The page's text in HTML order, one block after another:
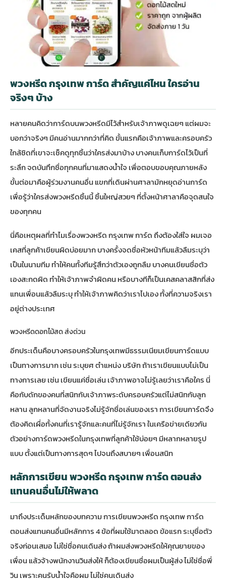
พวงหรีด กรุงเทพ การ์ด สำคัญแค่ไหน ใครอ่าน
จริงๆ บ้าง
หลายคนคิดว่าการ์ดบนพวงหรีดมีไว้สำหรับเจ้าภาพดูเฉยๆ แต่ผมจะ
บอกว่าจริงๆ มีคนอ่านมากกว่าที่คิด ขั้นแรกคือเจ้าภาพและครอบครัว
ใกล้ชิดที่เขาจะเช็คดูทุกชิ้นว่าใครส่งมาบ้าง บางคนเก็บการ์ดไว้เป็นที่
ระลึก จดบันทึกชื่อทุกคนที่มาแสดงน้ำใจ เพื่อตอบขอบคุณภายหลัง
ขั้นต่อมาคือผู้ร่วมงานคนอื่น แขกที่เดินผ่านศาลามักหยุดอ่านการ์ด
เพื่อรู้ว่าใครส่งพวงหรีดชิ้นนี้ ชิ้นใหญ่สวยๆ ที่ตั้งหน้าศาลาคือจุดสนใจ
ของทุกคน
นี่คือเหตุผลที่ทำไมเรื่องพวงหรีด กรุงเทพ การ์ด ถึงต้องใส่ใจ ผมเจอ
เคสที่ลูกค้าเขียนผิดบ่อยมาก บางครั้งจดชื่อหัวหน้าทีมแล้วลืมระบุว่า
เป็นในนามทีม ทำให้คนทั้งทีมรู้สึกว่าตัวเองถูกลืม บางคนเขียนชื่อตัว
เองสะกดผิด ทำให้เจ้าภาพจำผิดคน หรือบางทีก็เป็นเคสคลาสสิกที่ส่ง
แทนเพื่อนแล้วลืมระบุ ทำให้เจ้าภาพคิดว่าเราไปเอง ทั้งที่ความจริงเรา
อยู่ต่างประเทศ
พวงหรีดดอกไม้สด ส่งด่วน
อีกประเด็นคือบางครอบครัวในกรุงเทพมีธรรมเนียมเขียนการ์ดแบบ
เป็นทางการมาก เช่น ระบุยศ ตำแหน่ง บริษัท ถ้าเราเขียนแบบไม่เป็น
ทางการเลย เช่น เขียนแค่ชื่อเล่น เจ้าภาพอาจไม่รู้เลยว่าเราคือใคร นี่
คือกับดักของคนที่สนิทกับเจ้าภาพระดับครอบครัวแต่ไม่สนิทกับลูก
หลาน ลูกหลานที่จัดงานจริงไม่รู้จักชื่อเล่นของเรา การเขียนการ์ดจึง
ต้องคิดเผื่อทั้งคนที่เรารู้จักและคนที่ไม่รู้จักเรา ในเครือข่ายเดียวกัน
ตัวอย่างการ์ดพวงหรีดในกรุงเทพที่ลูกค้าใช้บ่อยๆ มีหลากหลายรูป
แบบ ตั้งแต่เป็นทางการสุดๆ ไปจนถึงสบายๆ เพื่อนสนิท
หลักการเขียน พวงหรีด กรุงเทพ การ์ด ตอนส่ง
แทนคนอื่นไม่ให้พลาด
มาถึงประเด็นหลักของบทความ การเขียนพวงหรีด กรุงเทพ การ์ด
ตอนส่งแทนคนอื่นมีหลักการ 4 ข้อที่ผมใช้มาตลอด ข้อแรก ระบุชื่อตัว
จริงก่อนเสมอ ไม่ใช่ชื่อคนเดินส่ง ถ้าผมส่งพวงหรีดให้คุณยายของ
เพื่อน แล้วจ้างพนักงานวินส่งให้ ก็ต้องเขียนชื่อผมเป็นผู้ส่ง ไม่ใช่ชื่อพี่
วิน เพราะคนรับน้ำใจคือผม ไม่ใช่คนเดินส่ง